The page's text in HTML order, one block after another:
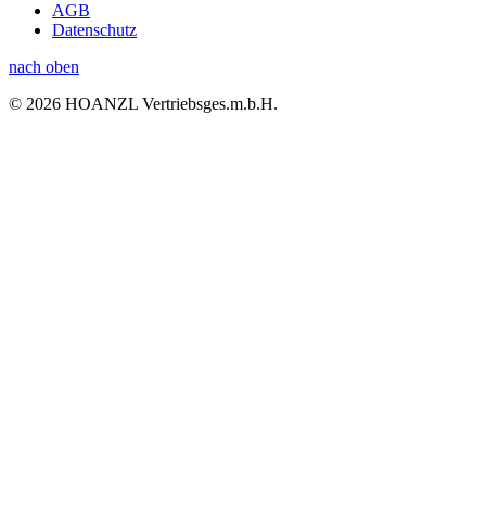
AGB
Datenschutz
nach oben
© 2026 HOANZL Vertriebsges.m.b.H.